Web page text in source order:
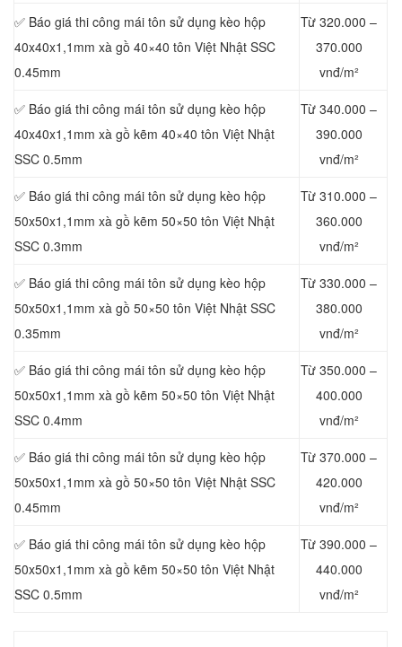
✅ Báo giá thi công mái tôn sử dụng kèo hộp
40x40x1,1mm xà gồ 40×40 tôn Việt Nhật SSC
0.45mm
Từ 320.000 –
370.000
vnđ/m²
✅ Báo giá thi công mái tôn sử dụng kèo hộp
40x40x1,1mm xà gồ kẽm 40×40 tôn Việt Nhật
SSC 0.5mm
Từ 340.000 –
390.000
vnđ/m²
✅ Báo giá thi công mái tôn sử dụng kèo hộp
50x50x1,1mm xà gồ kẽm 50×50 tôn Việt Nhật
SSC 0.3mm
Từ 310.000 –
360.000
vnđ/m²
✅ Báo giá thi công mái tôn sử dụng kèo hộp
50x50x1,1mm xà gồ 50×50 tôn Việt Nhật SSC
0.35mm
Từ 330.000 –
380.000
vnđ/m²
✅ Báo giá thi công mái tôn sử dụng kèo hộp
50x50x1,1mm xà gồ kẽm 50×50 tôn Việt Nhật
SSC 0.4mm
Từ 350.000 –
400.000
vnđ/m²
✅ Báo giá thi công mái tôn sử dụng kèo hộp
50x50x1,1mm xà gồ 50×50 tôn Việt Nhật SSC
0.45mm
Từ 370.000 –
420.000
vnđ/m²
✅ Báo giá thi công mái tôn sử dụng kèo hộp
50x50x1,1mm xà gồ kẽm 50×50 tôn Việt Nhật
SSC 0.5mm
Từ 390.000 –
440.000
vnđ/m²